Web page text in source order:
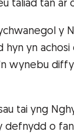
taliad tan ar
y
hyn yn
wynebu
tai yng
defnydd o